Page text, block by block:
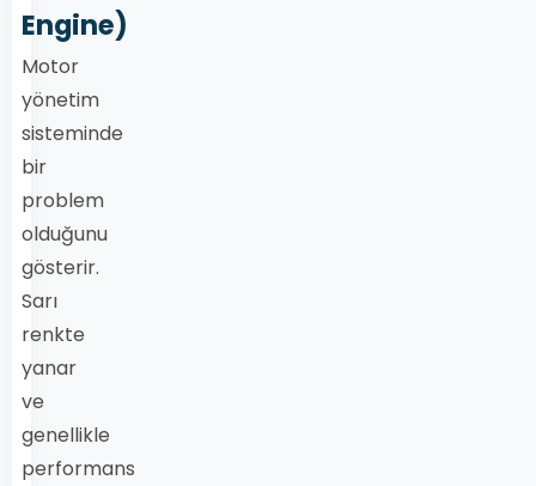
Engine)
Motor
yönetim
sisteminde
bir
problem
olduğunu
gösterir.
Sarı
renkte
yanar
ve
genellikle
performans